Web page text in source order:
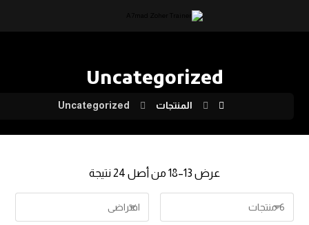
Uncategorized
المنتجات Uncategorized
عرض 13–18 من أصل 24 نتيجة